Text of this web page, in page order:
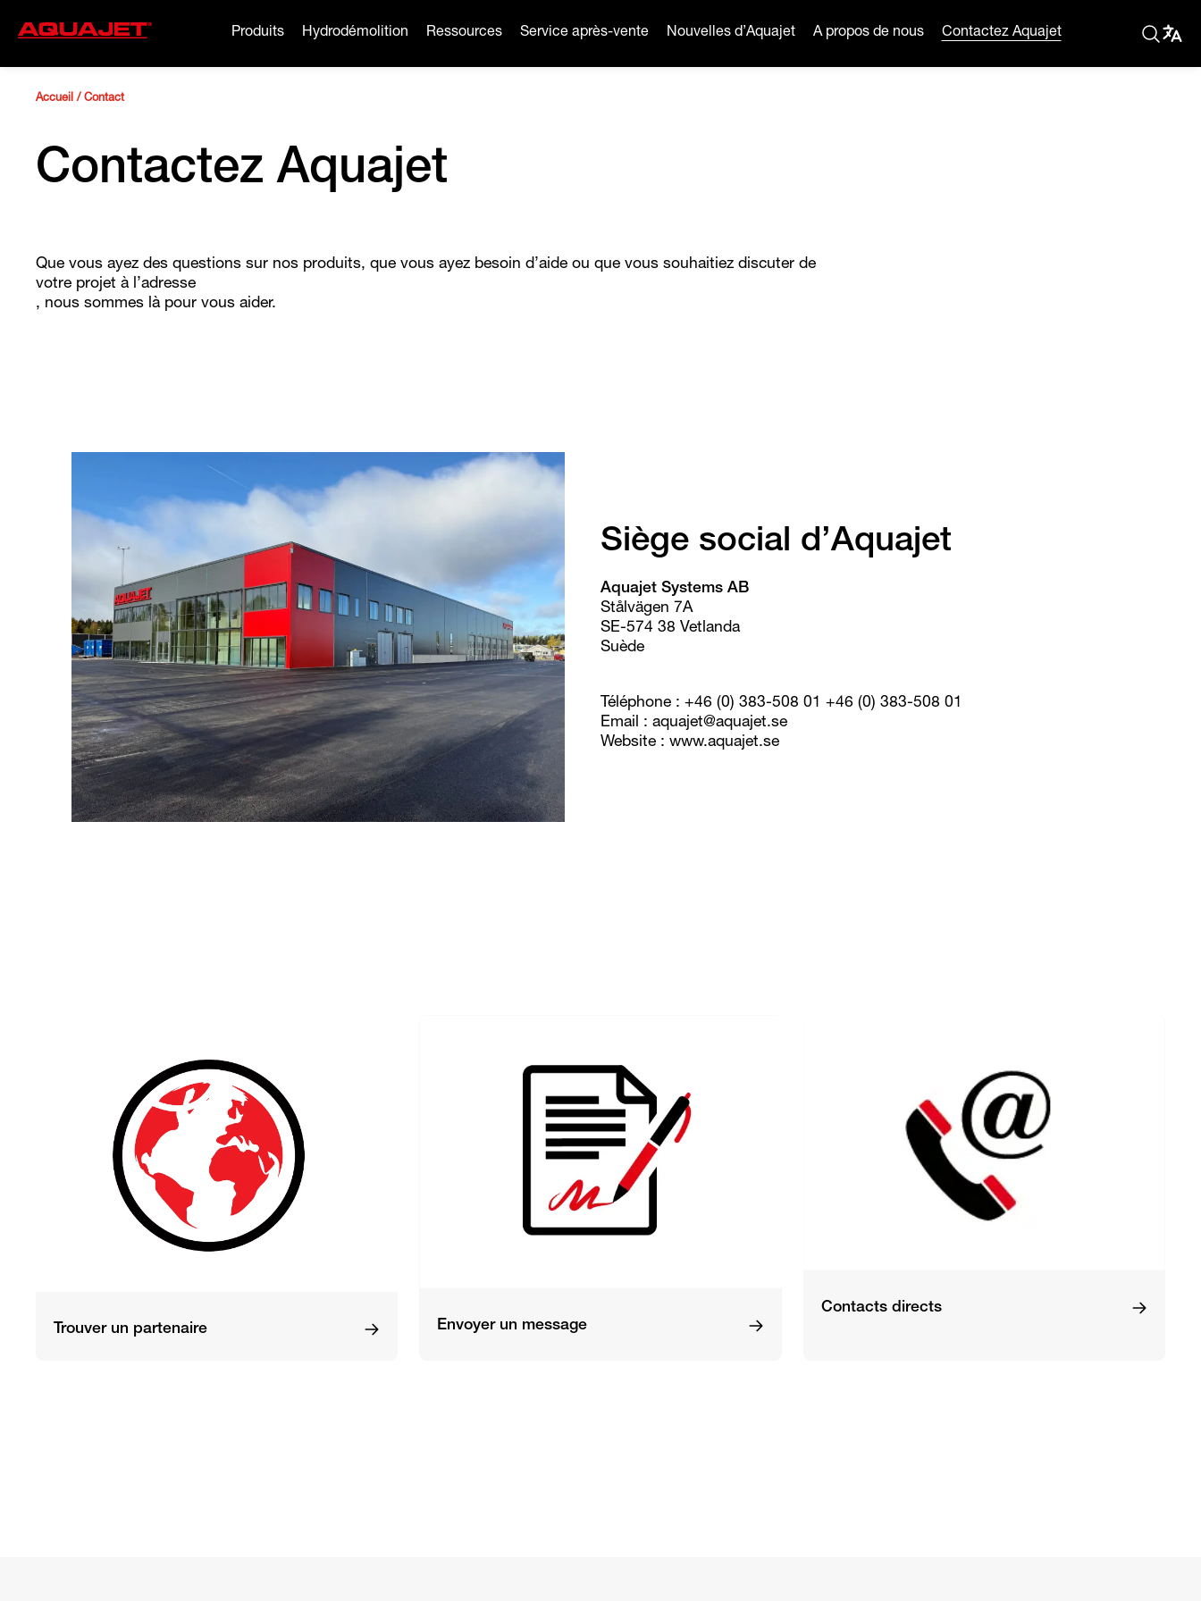
Produits Hydrodémolition Ressources Service après-vente Nouvelles d’Aquajet A propos de nous Contactez Aquajet
Accueil / Contact
Contactez Aquajet
Que vous ayez des questions sur nos produits, que vous ayez besoin d’aide ou que vous souhaitiez discuter de
votre projet à l’adresse
, nous sommes là pour vous aider.
Siège social d’Aquajet
Aquajet Systems AB
Stålvägen 7A
SE-574 38 Vetlanda
Suède
Téléphone : +46 (0) 383-508 01 +46 (0) 383-508 01
Email : aquajet@aquajet.se
Website : www.aquajet.se
Trouver un partenaire Envoyer un message
Contacts directs